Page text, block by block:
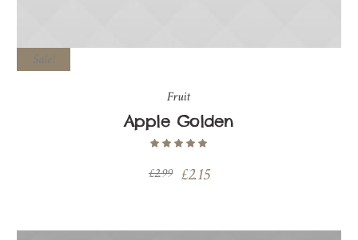
Sale!
Fruit
Apple Golden
£2.99 £2.15